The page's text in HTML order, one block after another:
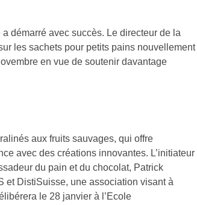
démarré avec succès. Le directeur de la
les sachets pour petits pains nouvellement
en vue de soutenir davantage
aux fruits sauvages, qui offre
avec des créations innovantes. L’initiateur
du pain et du chocolat, Patrick
et DistiSuisse, une association visant à
le 28 janvier à l’Ecole